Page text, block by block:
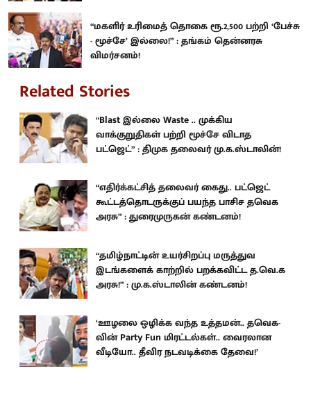
“மகளிர் உரிமைத் தொகை ரூ.2,500 பற்றி ‘பேச்சு
- மூச்சே’ இல்லை!” : தங்கம் தென்னரசு
விமர்சனம்!
Related Stories
“Blast இல்லை Waste .. முக்கிய
வாக்குறுதிகள் பற்றி மூச்சே விடாத
பட்ஜெட்” : திமுக தலைவர் மு.க.ஸ்டாலின்!
“எதிர்க்கட்சித் தலைவர் கைது.. பட்ஜெட்
கூட்டத்தொடருக்குப் பயந்த பாசிச தவெக
அரசு” : துரைமுருகன் கண்டனம்!
“தமிழ்நாட்டின் உயர்சிறப்பு மருத்துவ
இடங்களைக் காற்றில் பறக்கவிட்ட த.வெ.க
அரசு!” : மு.க.ஸ்டாலின் கண்டனம்!
‘ஊழலை ஒழிக்க வந்த உத்தமன்.. தவெக-
வின் Party Fun மிரட்டல்கள்.. வைரலான
வீடியோ.. தீவிர நடவடிக்கை தேவை!’